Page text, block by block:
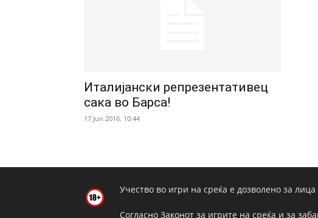
Италијански репрезентативец
сака во Барса!
17 Jun 2016. 10:44
Учество во игри на среќа е дозволено за
Согласно Законот за игрите на среќа и за